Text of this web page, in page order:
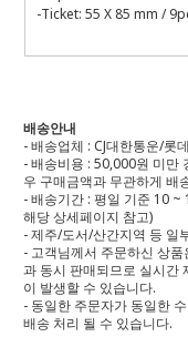
-Ticket: 55 X 85 mm /
배송안내
- 배송업체 : CJ대한통운/롯
- 배송비용 : 50,000원 미만
우 구매금액과 무관하게 배
- 배송기간 : 평일 기준 10
해당 상세페이지 참고)
- 제주/도서/산간지역 등 일
- 고객님께서 주문하신 상
과 동시 판매되므로 실시간
이 발생할 수 있습니다.
- 동일한 주문자가 동일한
배송 처리 될 수 있습니다.